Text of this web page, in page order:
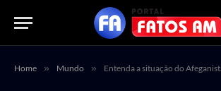
Home » Mundo » Entenda a situação do Afeganistão após o